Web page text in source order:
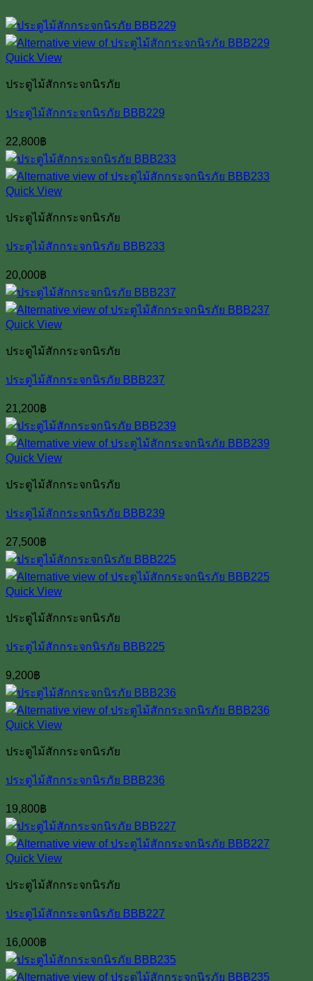
Quick View
ประตูไม้สักกระจกนิรภัย
ประตูไม้สักกระจกนิรภัย BBB229
22,800฿
Quick View
ประตูไม้สักกระจกนิรภัย
ประตูไม้สักกระจกนิรภัย BBB233
20,000฿
Quick View
ประตูไม้สักกระจกนิรภัย
ประตูไม้สักกระจกนิรภัย BBB237
21,200฿
Quick View
ประตูไม้สักกระจกนิรภัย
ประตูไม้สักกระจกนิรภัย BBB239
27,500฿
Quick View
ประตูไม้สักกระจกนิรภัย
ประตูไม้สักกระจกนิรภัย BBB225
9,200฿
Quick View
ประตูไม้สักกระจกนิรภัย
ประตูไม้สักกระจกนิรภัย BBB236
19,800฿
Quick View
ประตูไม้สักกระจกนิรภัย
ประตูไม้สักกระจกนิรภัย BBB227
16,000฿